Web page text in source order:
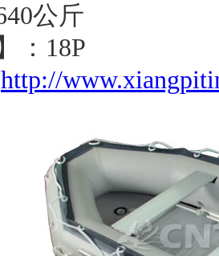
公斤
：18P
http://